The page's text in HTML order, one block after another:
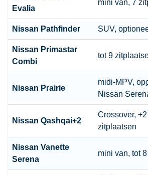
Evalia
mini van, 7
Nissan Pathfinder SUV,
Nissan Primastar
Combi
tot 9
Nissan Prairie
midi-MPV,
Nissan
Nissan Qashqai+2
Crossover,
zitplaatsen
Nissan Vanette
Serena
mini van, tot